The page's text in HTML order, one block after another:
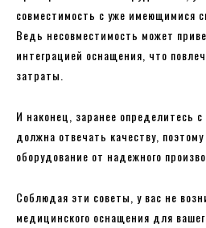
совместимость с уже имеющимися
Ведь несовместимость может
интеграцией оснащения, что
затраты.
И наконец, заранее определитесь
должна отвечать качеству,
оборудование от надежного
Соблюдая эти советы, у вас не
медицинского оснащения для